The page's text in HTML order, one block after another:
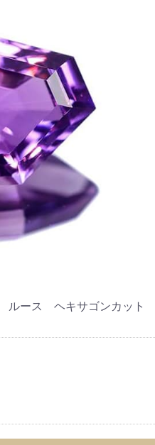
ルース ヘキサゴンカット